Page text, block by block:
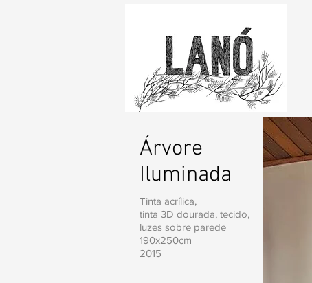
Árvore
Iluminada
Tinta acrílica,
tinta 3D dourada, tecido,
luzes sobre parede
190x250cm
2015